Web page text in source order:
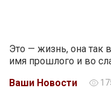
Это — жизнь, она так
имя прошлого и во
Ваши Новости